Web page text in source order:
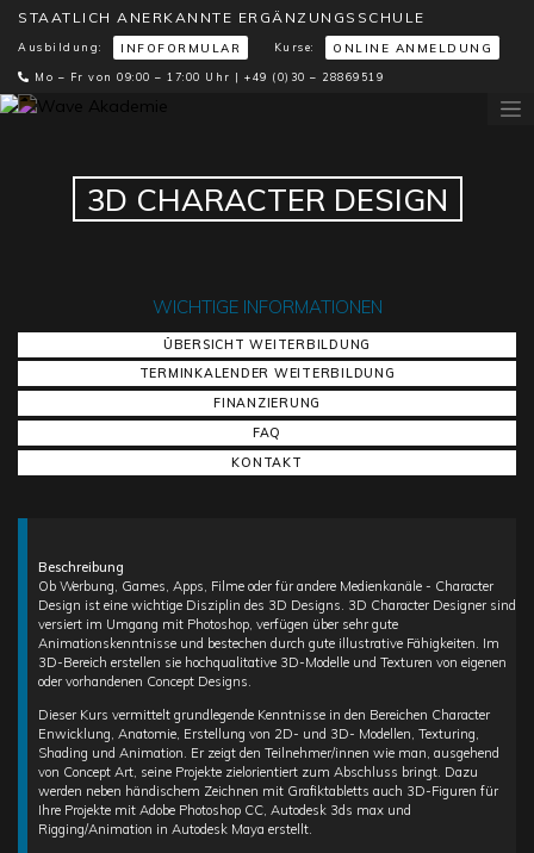
STAATLICH ANERKANNTE ERGÄNZUNGSSCHULE
Ausbildung: INFOFORMULAR Kurse: ONLINE ANMELDUNG
Mo – Fr von 09:00 – 17:00 Uhr | +49 (0)30 – 28869519
3D CHARACTER DESIGN
WICHTIGE INFORMATIONEN
ÜBERSICHT WEITERBILDUNG
TERMINKALENDER WEITERBILDUNG
FINANZIERUNG
FAQ
KONTAKT
Beschreibung
Ob Werbung, Games, Apps, Filme oder für andere Medienkanäle - Character
Design ist eine wichtige Disziplin des 3D Designs. 3D Character Designer sind
versiert im Umgang mit Photoshop, verfügen über sehr gute
Animationskenntnisse und bestechen durch gute illustrative Fähigkeiten. Im
3D-Bereich erstellen sie hochqualitative 3D-Modelle und Texturen von eigenen
oder vorhandenen Concept Designs.
Dieser Kurs vermittelt grundlegende Kenntnisse in den Bereichen Character
Enwicklung, Anatomie, Erstellung von 2D- und 3D- Modellen, Texturing,
Shading und Animation. Er zeigt den Teilnehmer/innen wie man, ausgehend
von Concept Art, seine Projekte zielorientiert zum Abschluss bringt. Dazu
werden neben händischem Zeichnen mit Grafiktabletts auch 3D-Figuren für
Ihre Projekte mit Adobe Photoshop CC, Autodesk 3ds max und
Rigging/Animation in Autodesk Maya erstellt.